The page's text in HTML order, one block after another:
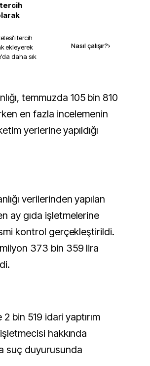
'i tercih
ekleyerek
daha sık
Nasıl çalışır?›
en fazla incelemenin
yerlerine yapıldığı
verilerinden yapılan
ay gıda işletmelerine
kontrol gerçekleştirildi.
373 bin 359 lira
bin 519 idari yaptırım
hakkında
suç duyurusunda